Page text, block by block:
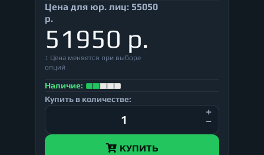
Цена для юр. лиц: 55050
р.
51950 р.
↕ Цена меняется при выборе
опций
Наличие:
Купить в количестве:
КУПИТЬ